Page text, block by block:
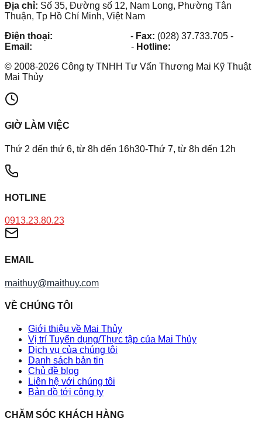
Địa chỉ: Số 35, Đường số 12, Nam Long, Phường Tân
Thuận, Tp Hồ Chí Minh, Việt Nam
Điện thoại:
- Fax: (028) 37.733.705 -
Email:
- Hotline:
© 2008-2026 Công ty TNHH Tư Vấn Thương Mai Kỹ Thuật
Mai Thủy
GIỜ LÀM VIỆC
Thứ 2 đến thứ 6, từ 8h đến 16h30-Thứ 7, từ 8h đến 12h
HOTLINE
0913.23.80.23
EMAIL
maithuy@maithuy.com
VỀ CHÚNG TÔI
Giới thiệu về Mai Thủy
Vị trí Tuyển dụng/Thực tập của Mai Thủy
Dịch vụ của chúng tôi
Danh sách bản tin
Chủ đề blog
Liên hệ với chúng tôi
Bản đồ tới công ty
CHĂM SÓC KHÁCH HÀNG